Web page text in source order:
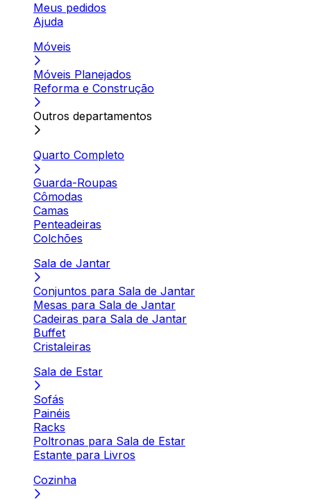
Meus pedidos
Ajuda
Móveis
Móveis Planejados
Reforma e Construção
Outros departamentos
Quarto Completo
Guarda-Roupas
Cômodas
Camas
Penteadeiras
Colchões
Sala de Jantar
Conjuntos para Sala de Jantar
Mesas para Sala de Jantar
Cadeiras para Sala de Jantar
Buffet
Cristaleiras
Sala de Estar
Sofás
Painéis
Racks
Poltronas para Sala de Estar
Estante para Livros
Cozinha